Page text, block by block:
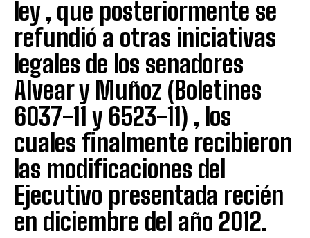
ley , que posteriormente se
refundió a otras iniciativas
legales de los senadores
Alvear y Muñoz (Boletines
6037-11 y 6523-11) , los
cuales finalmente recibieron
las modificaciones del
Ejecutivo presentada recién
en diciembre del año 2012.